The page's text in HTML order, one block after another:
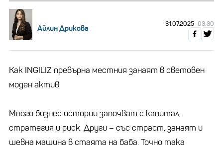
Айлин Дрикова 31.07.2025 03:30
Как INGILIZ превърна местния занаят в световен
моден актив
Много бизнес истории започват с капитал,
стратегия и риск. Други – със страст, занаят и
шевна машина в стаята на баба. Точно така